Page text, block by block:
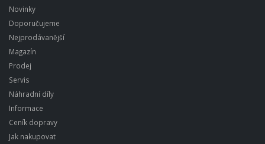
Novinky
Doporučujeme
Nejprodávanější
Magazín
Prodej
Servis
Náhradní díly
Informace
Ceník dopravy
Jak nakupovat